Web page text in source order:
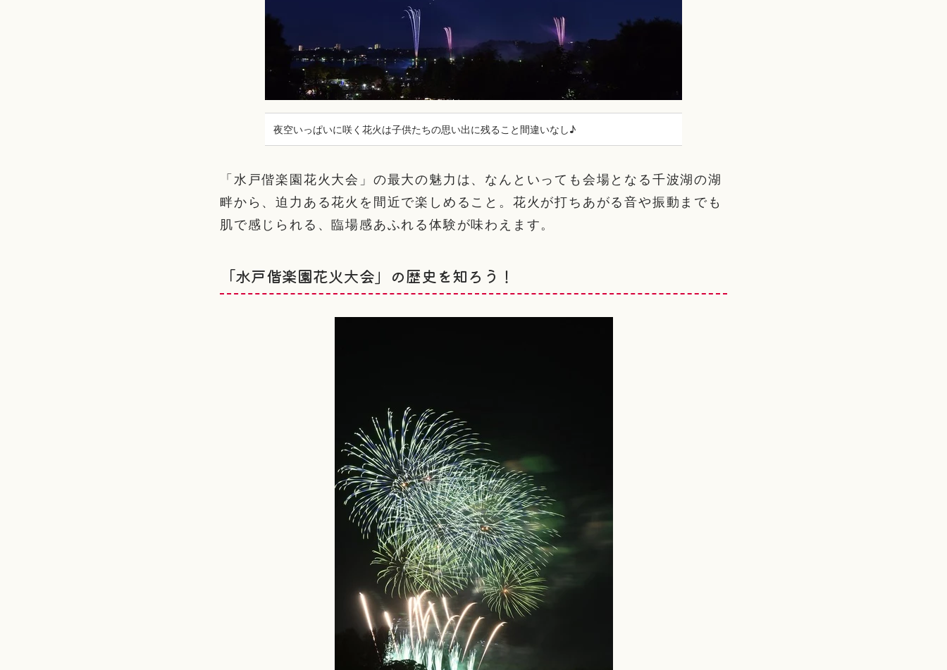
夜空いっぱいに咲く花火は子供たちの思い出に残ること間違いなし♪
「水戸偕楽園花火大会」の最大の魅力は、なんといっても会場となる千波湖の湖
畔から、迫力ある花火を間近で楽しめること。花火が打ちあがる音や振動までも
肌で感じられる、臨場感あふれる体験が味わえます。
「水戸偕楽園花火大会」の歴史を知ろう！